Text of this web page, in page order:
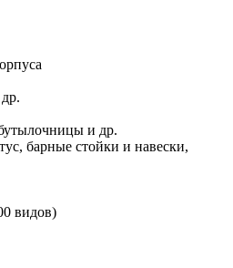
и др.
барные стойки и навески,
видов)